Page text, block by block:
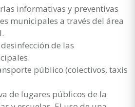
informativas y preventivas
municipales a través del área
de las
público (colectivos, taxis
de lugares públicos de la